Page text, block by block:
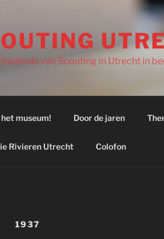
van Scouting in Utrecht in
museum! Door de jaren
Rivieren Utrecht Colofon
1937